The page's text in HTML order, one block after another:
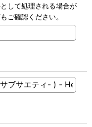
して処理される場合が
ご確認ください。